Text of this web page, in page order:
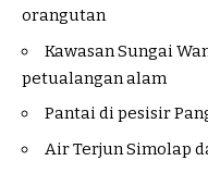
orangutan
Kawasan Sungai
petualangan alam
Pantai di pesisir
Air Terjun Simolap